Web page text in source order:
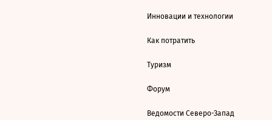
Инновации и технологии
Как потратить
Туризм
Форум
Ведомости Северо-Запад